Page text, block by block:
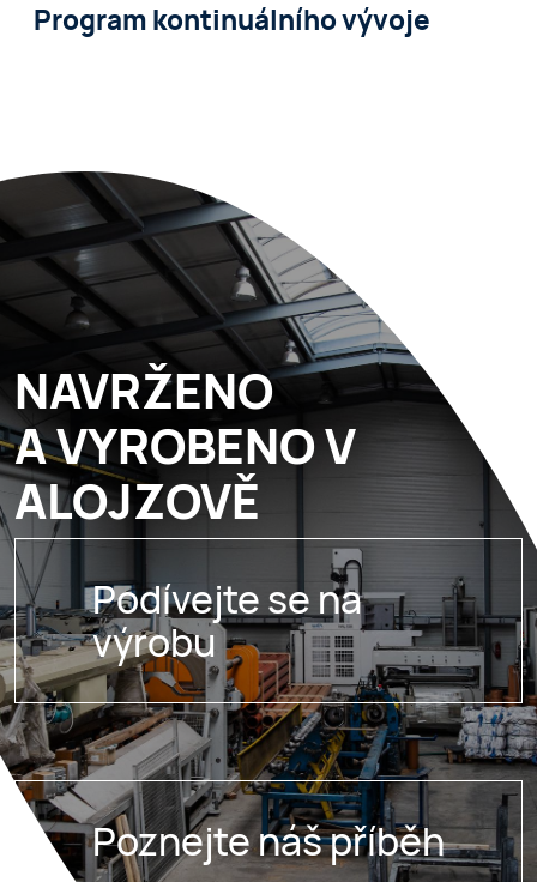
Program kontinuálního vývoje
NAVRŽENO
A VYROBENO V
ALOJZOVĚ
Podívejte se na
výrobu
Poznejte náš příběh